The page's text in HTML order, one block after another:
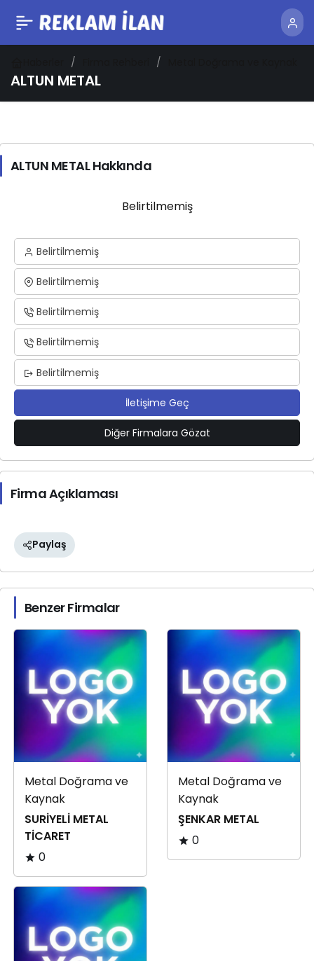
ALTUN METAL
ALTUN METAL Hakkında
Belirtilmemiş
Belirtilmemiş
Belirtilmemiş
Belirtilmemiş
Belirtilmemiş
Belirtilmemiş
İletişime Geç
Diğer Firmalara Gözat
Firma Açıklaması
Paylaş
Benzer Firmalar
Metal Doğrama ve
Kaynak
SURİYELİ METAL
TİCARET
0
Metal Doğrama ve
Kaynak
ŞENKAR METAL
0